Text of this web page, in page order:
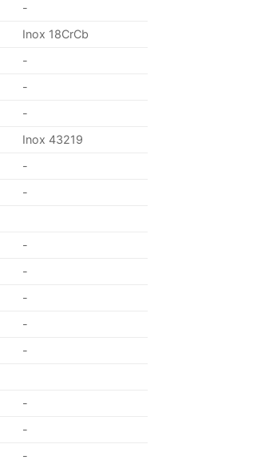
-
Inox 18CrCb
-
-
-
Inox 43219
-
-
-
-
-
-
-
-
-
-